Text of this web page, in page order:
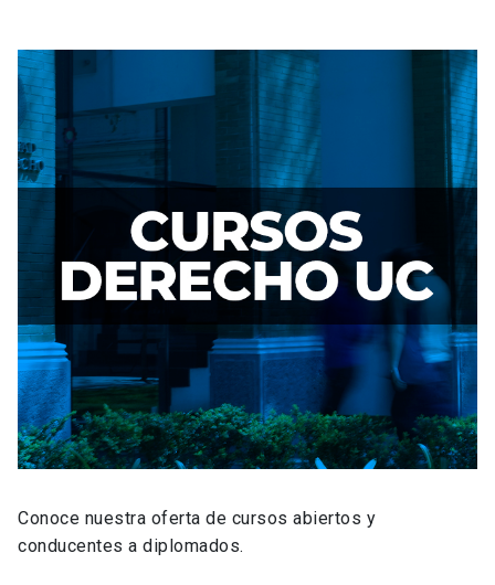
Conoce nuestra oferta de cursos abiertos y
conducentes a diplomados.